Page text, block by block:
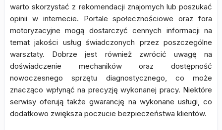
warto skorzystać z rekomendacji znajomych lub poszukać
opinii w internecie. Portale społecznościowe oraz fora
motoryzacyjne mogą dostarczyć cennych informacji na
temat jakości usług świadczonych przez poszczególne
warsztaty. Dobrze jest również zwrócić uwagę na
doświadczenie mechaników oraz dostępność
nowoczesnego sprzętu diagnostycznego, co może
znacząco wpłynąć na precyzję wykonanej pracy. Niektóre
serwisy oferują także gwarancję na wykonane usługi, co
dodatkowo zwiększa poczucie bezpieczeństwa klientów.